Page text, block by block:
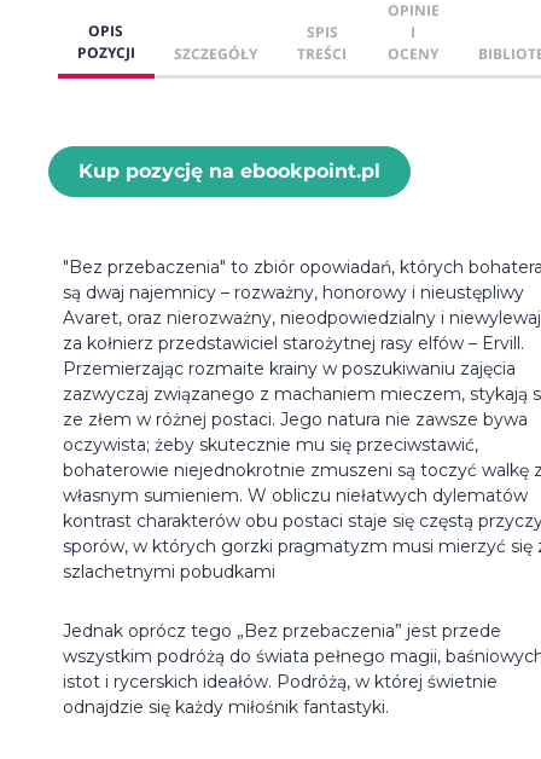
OPIS
POZYCJI
SZCZEGÓŁY
SPIS
TREŚCI
OPINIE
I
OCENY
Kup pozycję na ebookpoint.pl
"Bez przebaczenia" to zbiór opowiadań, których
są dwaj najemnicy – rozważny, honorowy i nieustępliwy
Avaret, oraz nierozważny, nieodpowiedzialny i
za kołnierz przedstawiciel starożytnej rasy elfów – Ervill.
Przemierzając rozmaite krainy w poszukiwaniu zajęcia
zazwyczaj związanego z machaniem mieczem, stykają
ze złem w różnej postaci. Jego natura nie zawsze bywa
oczywista; żeby skutecznie mu się przeciwstawić,
bohaterowie niejednokrotnie zmuszeni są toczyć walkę
własnym sumieniem. W obliczu niełatwych dylematów
kontrast charakterów obu postaci staje się częstą
sporów, w których gorzki pragmatyzm musi mierzyć się
szlachetnymi pobudkami
Jednak oprócz tego „Bez przebaczenia” jest przede
wszystkim podróżą do świata pełnego magii,
istot i rycerskich ideałów. Podróżą, w której świetnie
odnajdzie się każdy miłośnik fantastyki.